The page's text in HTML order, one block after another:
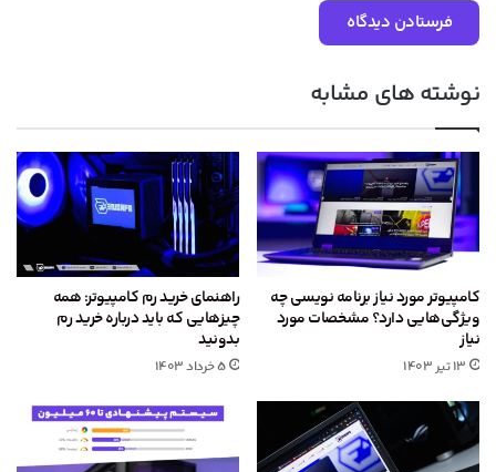
نوشته های مشابه
کامپیوتر مورد نیاز برنامه نویسی چه
ویژگی‌هایی دارد؟ مشخصات مورد
نیاز
۱۳ تیر ۱۴۰۳
راهنمای خرید رم کامپیوتر: همه
چیزهایی که باید درباره خرید رم
بدونید
۵ خرداد ۱۴۰۳